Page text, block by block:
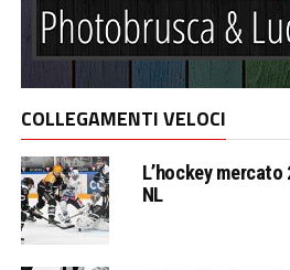
COLLEGAMENTI VELOCI
L’hockey
NL